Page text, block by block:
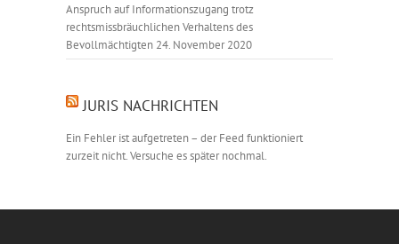
Anspruch auf Informationszugang trotz
rechtsmissbräuchlichen Verhaltens des
Bevollmächtigten 24. November 2020
JURIS NACHRICHTEN
Ein Fehler ist aufgetreten – der Feed funktioniert
zurzeit nicht. Versuche es später nochmal.